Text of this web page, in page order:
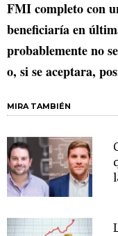
FMI completo con
beneficiaría en
probablemente no
o, si se aceptara,
MIRA TAMBIÉN